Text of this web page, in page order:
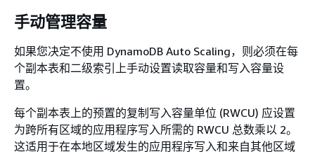
手动管理容量
如果您决定不使用 DynamoDB Auto Scaling，则必须在每
个副本表和二级索引上手动设置读取容量和写入容量设
置。
每个副本表上的预置的复制写入容量单位 (RWCU) 应设置
为跨所有区域的应用程序写入所需的 RWCU 总数乘以 2。
这适用于在本地区域发生的应用程序写入和来自其他区域